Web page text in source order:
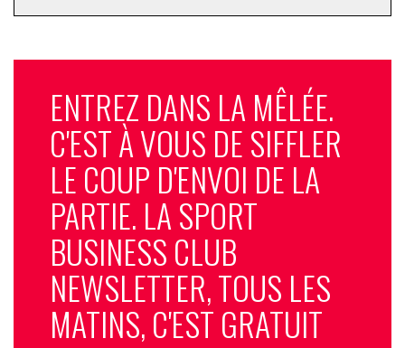
ENTREZ DANS LA MÊLÉE.
C'EST À VOUS DE SIFFLER
LE COUP D'ENVOI DE LA
PARTIE. LA SPORT
BUSINESS CLUB
NEWSLETTER, TOUS LES
MATINS, C'EST GRATUIT